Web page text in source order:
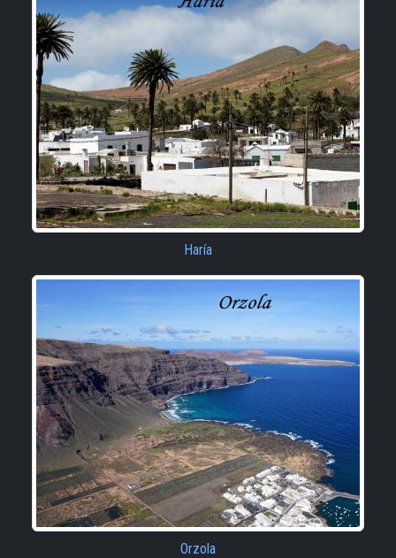
Haría
Orzola